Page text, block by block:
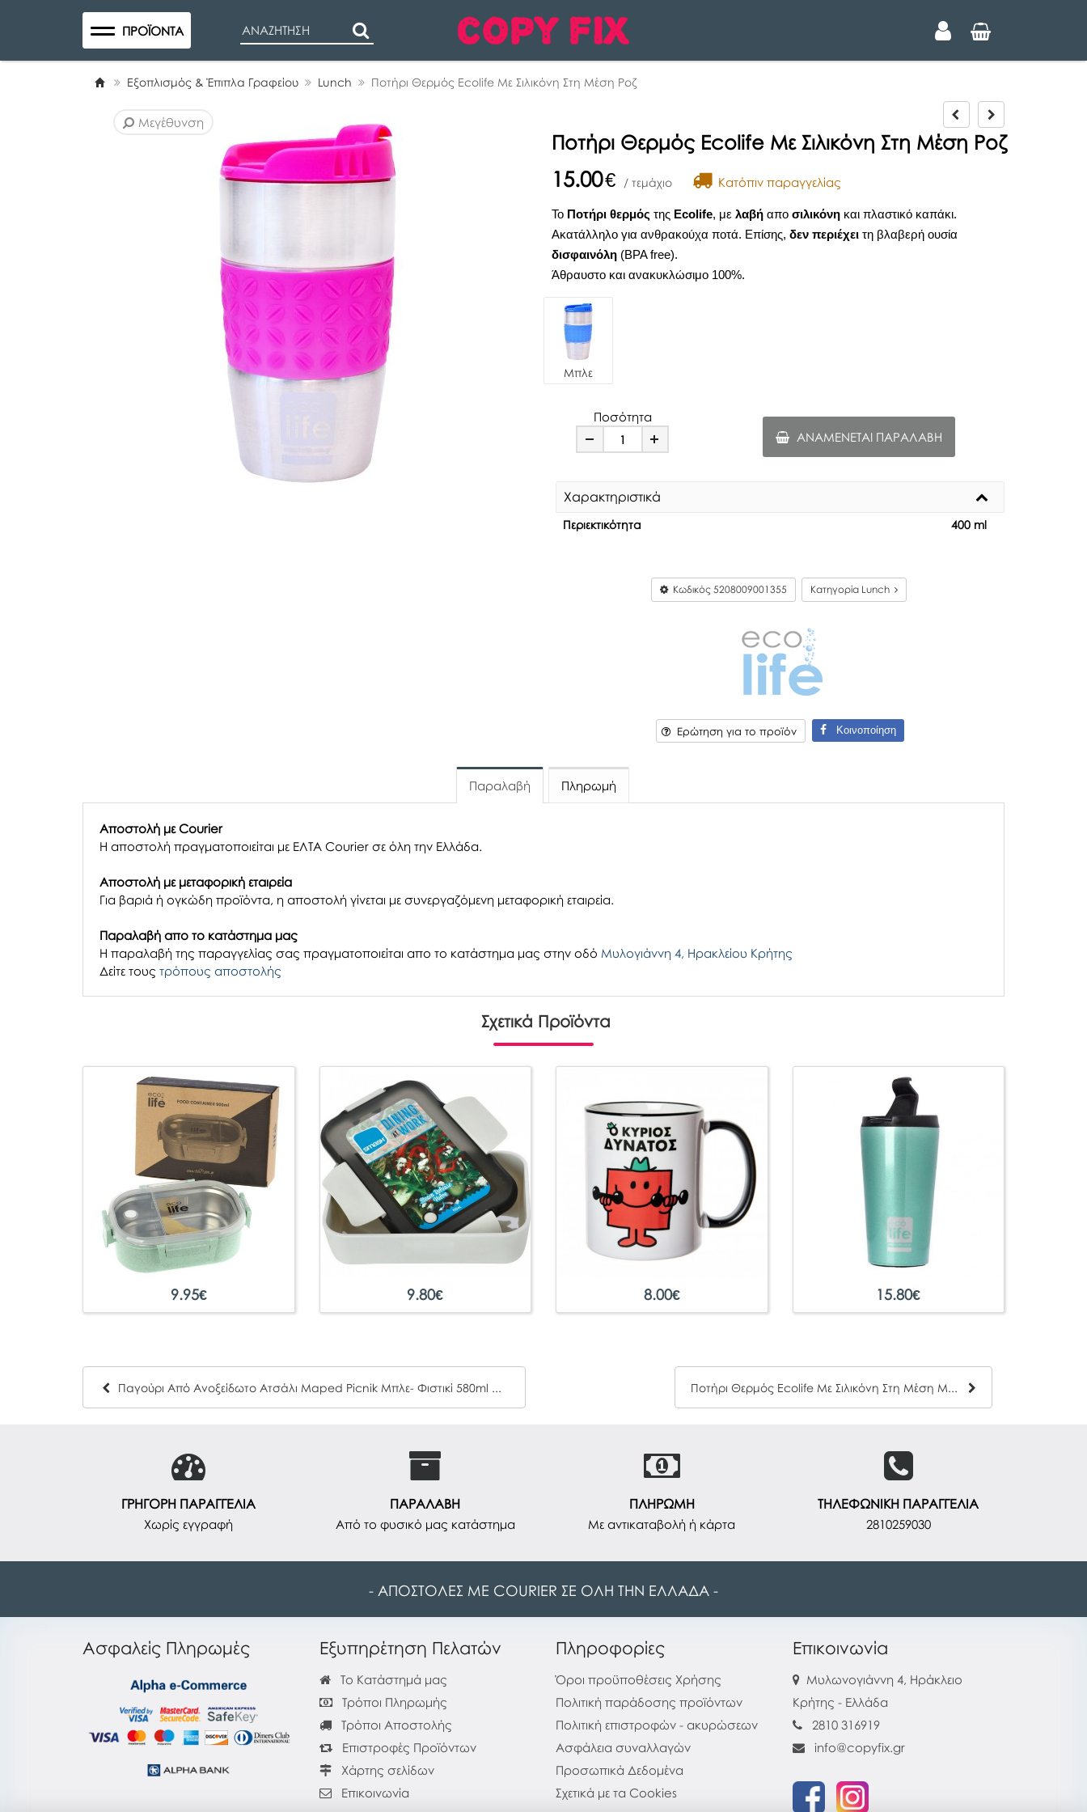
ΠΡΟΪΌΝΤΑ
Εξοπλισμός & Έπιπλα Γραφείου Lunch Ποτήρι Θερμός Ecolife Με Σιλικόνη Στη Μέση Ροζ
Μεγέθυνση
P
r
e
e
x
Ποτήρι Θερμός Ecolife Με Σιλικόνη Στη Μέση Ροζ
15.00€ / τεμάχιο Kατόπιν παραγγελίας
Το Ποτήρι θερμός της Ecolife, με λαβή απο σιλικόνη και πλαστικό καπάκι.
Ακατάλληλο για ανθρακούχα ποτά. Επίσης, δεν περιέχει τη βλαβερή ουσία
δισφαινόλη (ΒPA free).
Άθραυστο και ανακυκλώσιμο 100%.
Μπλε
Ποσότητα
Plus
ΑΝΑΜΈΝΕΤΑΙ ΠΑΡΑΛΑΒΉ
Χαρακτηριστικά
Περιεκτικότητα 400 ml
Κωδικός 5208009001355 Κατηγορία Lunch
Ερώτηση για το προϊόν Κοινοποίηση
Παραλαβή Πληρωμή
Αποστολή με Courier
Η αποστολή πραγματοποιείται με ΕΛΤΑ Courier σε όλη την Ελλάδα.
Αποστολή με μεταφορική εταιρεία
Για βαριά ή ογκώδη προϊόντα, η αποστολή γίνεται με συνεργαζόμενη μεταφορική εταιρεία.
Παραλαβή απο το κατάστημα μας
H παραλαβή της παραγγελίας σας πραγματοποιείται απο το κατάστημα μας στην οδό Μυλογιάννη 4, Ηρακλείου Κρήτης
Δείτε τους τρόπους αποστολής
Σχετικά Προϊόντα
9.95€ 9.80€ 8.00€ 15.80€
Παγούρι Από Ανοξείδωτο Ατσάλι Maped Picnik Μπλε- Φιστικί 580ml 871303 Ποτήρι Θερμός Ecolife Με Σιλικόνη Στη Μέση Μπλε
ΓΡΗΓΟΡΗ ΠΑΡΑΓΓΕΛΙΑ
Χωρίς εγγραφή
ΠΑΡΑΛΑΒΗ
Από το φυσικό μας κατάστημα
ΠΛΗΡΩΜΗ
Με αντικαταβολή ή κάρτα
ΤΗΛΕΦΩΝΙΚΗ ΠΑΡΑΓΓΕΛΙΑ
2810259030
- ΑΠΟΣΤΟΛΕΣ ΜΕ COURIER ΣΕ ΟΛΗ ΤΗΝ ΕΛΛΑΔΑ -
Ασφαλείς Πληρωμές Εξυπηρέτηση Πελατών
Το Κατάστημά μας
Τρόποι Πληρωμής
Τρόποι Αποστολής
Επιστροφές Προϊόντων
Χάρτης σελίδων
Επικοινωνία
Πληροφορίες
Όροι προϋποθέσεις Χρήσης
Πολιτική παράδοσης προϊόντων
Πολιτική επιστροφών - ακυρώσεων
Ασφάλεια συναλλαγών
Προσωπικά Δεδομένα
Σχετικά με τα Cookies
Επικοινωνία
Μυλωνογιάννη 4, Ηράκλειο
Κρήτης - Ελλάδα
2810 316919
info@copyfix.gr